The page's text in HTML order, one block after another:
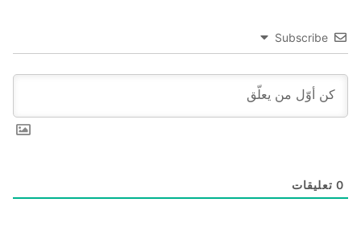
Subscribe
0 تعليقات